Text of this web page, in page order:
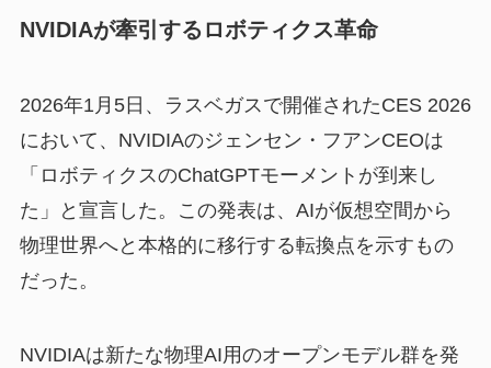
NVIDIAが牽引するロボティクス革命
2026年1月5日、ラスベガスで開催されたCES 2026
において、NVIDIAのジェンセン・フアンCEOは
「ロボティクスのChatGPTモーメントが到来し
た」と宣言した。この発表は、AIが仮想空間から
物理世界へと本格的に移行する転換点を示すもの
だった。
NVIDIAは新たな物理AI用のオープンモデル群を発